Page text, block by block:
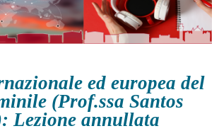
ed europea del
(Prof.ssa Santos
Lezione annullata